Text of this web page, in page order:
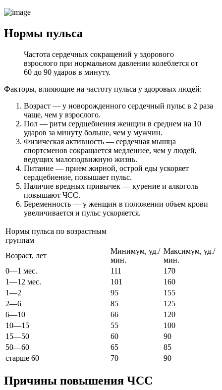
Нормы пульса
Частота сердечных сокращений у здорового
взрослого при нормальном давлении колеблется от
60 до 90 ударов в минуту.
Факторы, влияющие на частоту пульса у здоровых людей:
Возраст — у новорожденного сердечный пульс в 2 раза
чаще, чем у взрослого.
Пол — ритм сердцебиения женщин в среднем на 10
ударов за минуту больше, чем у мужчин.
Физическая активность — сердечная мышца
спортсменов сокращается медленнее, чем у людей,
ведущих малоподвижную жизнь.
Питание — прием жирной, острой еды ускоряет
сердцебиение, повышает пульс.
Наличие вредных привычек — курение и алкоголь
повышают ЧСС.
Беременность — у женщин в положении объем крови
увеличивается и пульс ускоряется.
Нормы пульса по возрастным
группам
Возраст, лет
Минимум, уд./
мин.
Максимум, уд./
мин.
0—1 мес.
111
170
1—12 мес.
101
160
1—2
95
155
2—6
85
125
6—10
66
120
10—15
55
100
15—50
60
90
50—60
65
85
старше 60
70 90
Причины повышения ЧСС